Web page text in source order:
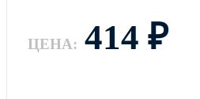
ЦЕНА: 414₽